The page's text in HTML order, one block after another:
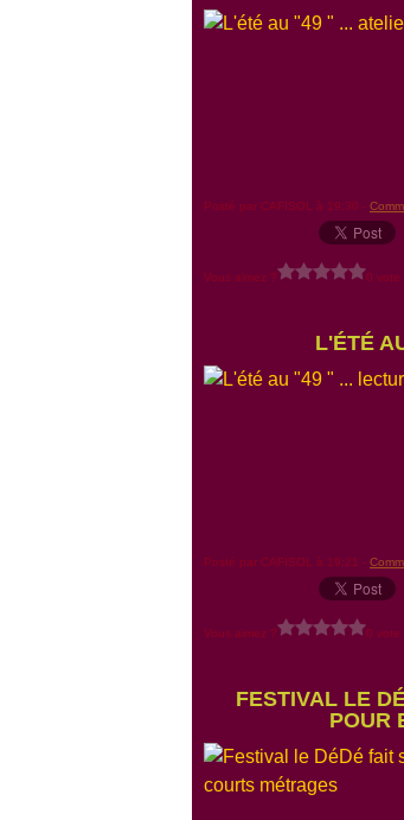
Posté par CAFISOL à 19:30 -
Vous aimez ? 0 vote
L'ÉTÉ
Posté par CAFISOL à 19:21 -
Vous aimez ? 0 vote
FESTIVAL LE
POUR